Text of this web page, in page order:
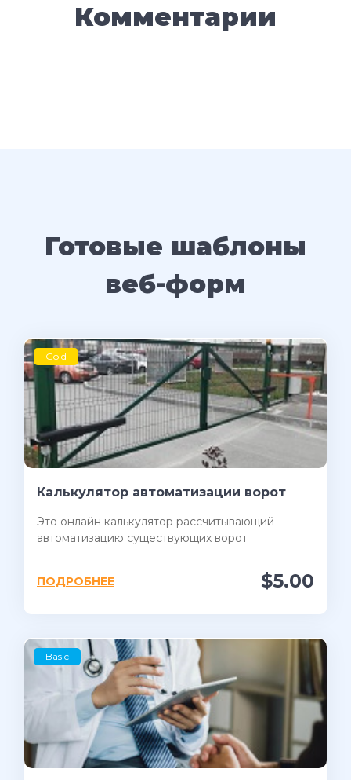
Комментарии
Готовые шаблоны
веб-форм
Gold
Калькулятор автоматизации ворот
Это онлайн калькулятор рассчитывающий
автоматизацию существующих ворот
$5.00
ПОДРОБНЕЕ
Basic